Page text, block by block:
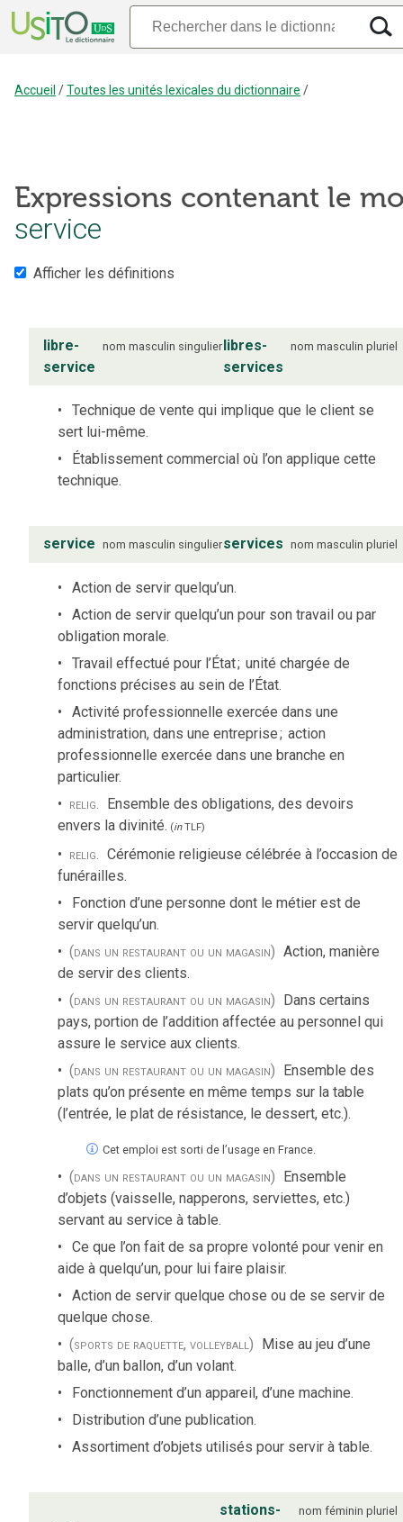
Accueil /Toutes les unités lexicales du dictionnaire /
Expressions contenant le
service
Afficher les définitions
libre-
service
nom masculin singulierlibres-
services
nom masculin pluriel
Technique de vente qui implique que le client se
sert lui-même.
Établissement commercial où l’on applique cette
technique.
service nom masculin singulierservices nom masculin pluriel
Action de servir quelqu’un.
Action de servir quelqu’un pour son travail ou par
obligation morale.
Travail effectué pour l’État; unité chargée de
fonctions précises au sein de l’État.
Activité professionnelle exercée dans une
administration, dans une entreprise; action
professionnelle exercée dans une branche en
particulier.
relig. Ensemble des obligations, des devoirs
envers la divinité. (inTLF)
relig. Cérémonie religieuse célébrée à l’occasion de
funérailles.
Fonction d’une personne dont le métier est de
servir quelqu’un.
(dans un restaurant ou un magasin) Action, manière
de servir des clients.
(dans un restaurant ou un magasin) Dans certains
pays, portion de l’addition affectée au personnel qui
assure le service aux clients.
(dans un restaurant ou un magasin) Ensemble des
plats qu’on présente en même temps sur la table
(l’entrée, le plat de résistance, le dessert, etc.).
Cet emploi est sorti de l’usage en France.
(dans un restaurant ou un magasin) Ensemble
d’objets (vaisselle, napperons, serviettes, etc.)
servant au service à table.
Ce que l’on fait de sa propre volonté pour venir en
aide à quelqu’un, pour lui faire plaisir.
Action de servir quelque chose ou de se servir de
quelque chose.
(sports de raquette, volleyball) Mise au jeu d’une
balle, d’un ballon, d’un volant.
Fonctionnement d’un appareil, d’une machine.
Distribution d’une publication.
Assortiment d’objets utilisés pour servir à table.
stations-
nom féminin pluriel